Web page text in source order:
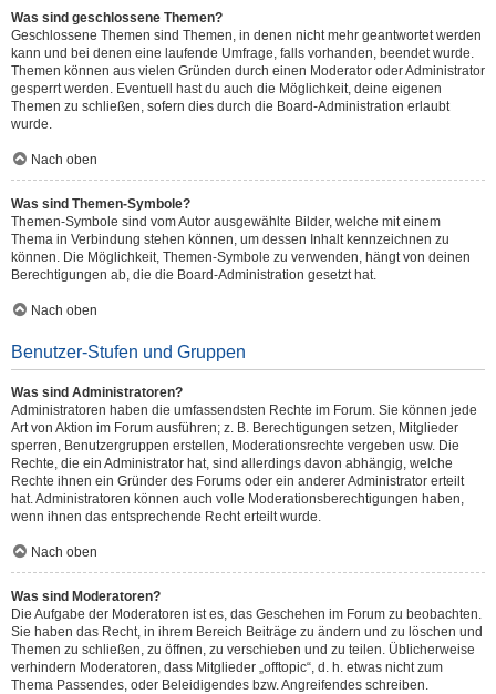
Was sind geschlossene Themen?
Geschlossene Themen sind Themen, in denen nicht mehr geantwortet werden
kann und bei denen eine laufende Umfrage, falls vorhanden, beendet wurde.
Themen können aus vielen Gründen durch einen Moderator oder Administrator
gesperrt werden. Eventuell hast du auch die Möglichkeit, deine eigenen
Themen zu schließen, sofern dies durch die Board-Administration erlaubt
wurde.
Nach oben
Was sind Themen-Symbole?
Themen-Symbole sind vom Autor ausgewählte Bilder, welche mit einem
Thema in Verbindung stehen können, um dessen Inhalt kennzeichnen zu
können. Die Möglichkeit, Themen-Symbole zu verwenden, hängt von deinen
Berechtigungen ab, die die Board-Administration gesetzt hat.
Nach oben
Benutzer-Stufen und Gruppen
Was sind Administratoren?
Administratoren haben die umfassendsten Rechte im Forum. Sie können jede
Art von Aktion im Forum ausführen; z. B. Berechtigungen setzen, Mitglieder
sperren, Benutzergruppen erstellen, Moderationsrechte vergeben usw. Die
Rechte, die ein Administrator hat, sind allerdings davon abhängig, welche
Rechte ihnen ein Gründer des Forums oder ein anderer Administrator erteilt
hat. Administratoren können auch volle Moderationsberechtigungen haben,
wenn ihnen das entsprechende Recht erteilt wurde.
Nach oben
Was sind Moderatoren?
Die Aufgabe der Moderatoren ist es, das Geschehen im Forum zu beobachten.
Sie haben das Recht, in ihrem Bereich Beiträge zu ändern und zu löschen und
Themen zu schließen, zu öffnen, zu verschieben und zu teilen. Üblicherweise
verhindern Moderatoren, dass Mitglieder „offtopic“, d. h. etwas nicht zum
Thema Passendes, oder Beleidigendes bzw. Angreifendes schreiben.